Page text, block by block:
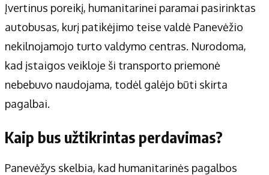
Įvertinus poreikį, humanitarinei paramai pasirinktas
autobusas, kurį patikėjimo teise valdė Panevėžio
nekilnojamojo turto valdymo centras. Nurodoma,
kad įstaigos veikloje ši transporto priemonė
nebebuvo naudojama, todėl galėjo būti skirta
pagalbai.
Kaip bus užtikrintas perdavimas?
Panevėžys skelbia, kad humanitarinės pagalbos